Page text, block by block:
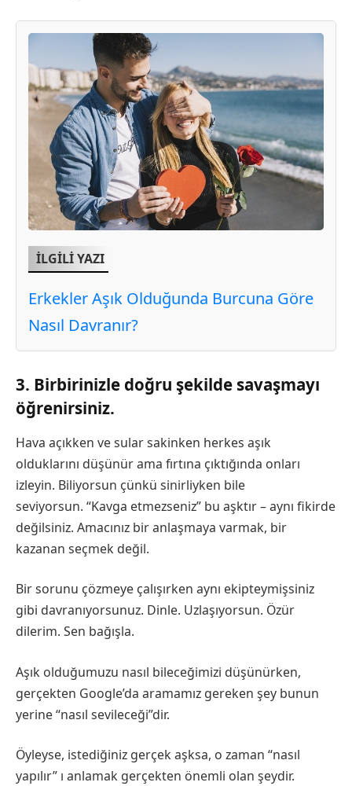
İLGİLİ YAZI
Erkekler Aşık Olduğunda Burcuna Göre
Nasıl Davranır?
3. Birbirinizle doğru şekilde savaşmayı
öğrenirsiniz.
Hava açıkken ve sular sakinken herkes aşık
olduklarını düşünür ama fırtına çıktığında onları
izleyin. Biliyorsun çünkü sinirliyken bile
seviyorsun. “Kavga etmezseniz” bu aşktır – aynı fikirde
değilsiniz. Amacınız bir anlaşmaya varmak, bir
kazanan seçmek değil.
Bir sorunu çözmeye çalışırken aynı ekipteymişsiniz
gibi davranıyorsunuz. Dinle. Uzlaşıyorsun. Özür
dilerim. Sen bağışla.
Aşık olduğumuzu nasıl bileceğimizi düşünürken,
gerçekten Google’da aramamız gereken şey bunun
yerine “nasıl sevileceği”dir.
Öyleyse, istediğiniz gerçek aşksa, o zaman “nasıl
yapılır” ı anlamak gerçekten önemli olan şeydir.